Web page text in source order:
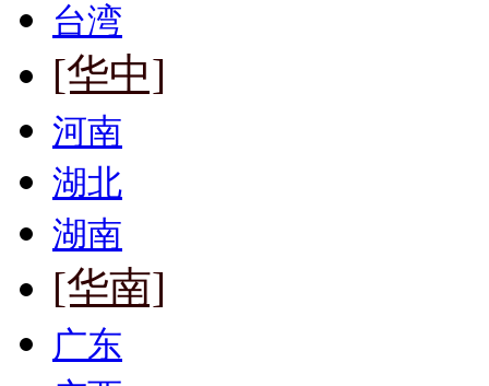
台湾
[华中]
河南
湖北
湖南
[华南]
广东